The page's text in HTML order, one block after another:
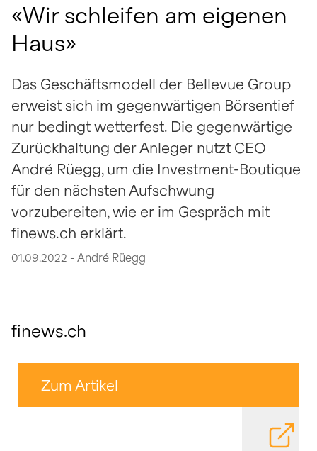
«Wir schleifen am eigenen
Haus»
Das Geschäftsmodell der Bellevue Group
erweist sich im gegenwärtigen Börsentief
nur bedingt wetterfest. Die gegenwärtige
Zurückhaltung der Anleger nutzt CEO
André Rüegg, um die Investment-Boutique
für den nächsten Aufschwung
vorzubereiten, wie er im Gespräch mit
finews.ch erklärt.
01.09.2022 - André Rüegg
finews.ch
Zum Artikel
DATEI